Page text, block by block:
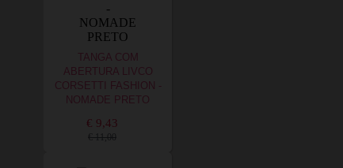
TANGA COM
ABERTURA LIVCO
CORSETTI FASHION -
NOMADE PRETO
€ 9,43
€ 11,00